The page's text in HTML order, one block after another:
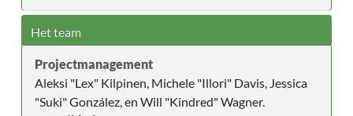
Het team
Projectmanagement
Aleksi "Lex" Kilpinen, Michele "Illori" Davis, Jessica
"Suki" González, en Will "Kindred" Wagner.